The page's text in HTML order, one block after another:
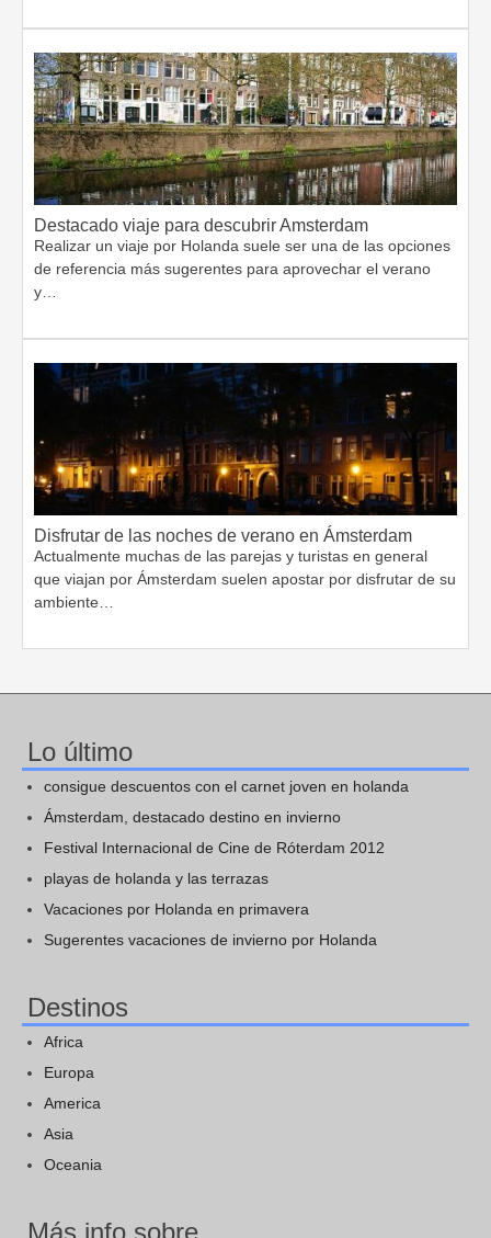
Destacado viaje para descubrir Amsterdam
Realizar un viaje por Holanda suele ser una de las opciones
de referencia más sugerentes para aprovechar el verano
y…
Disfrutar de las noches de verano en Ámsterdam
Actualmente muchas de las parejas y turistas en general
que viajan por Ámsterdam suelen apostar por disfrutar de su
ambiente…
Lo último
consigue descuentos con el carnet joven en holanda
Ámsterdam, destacado destino en invierno
Festival Internacional de Cine de Róterdam 2012
playas de holanda y las terrazas
Vacaciones por Holanda en primavera
Sugerentes vacaciones de invierno por Holanda
Destinos
Africa
Europa
America
Asia
Oceania
Más info sobre